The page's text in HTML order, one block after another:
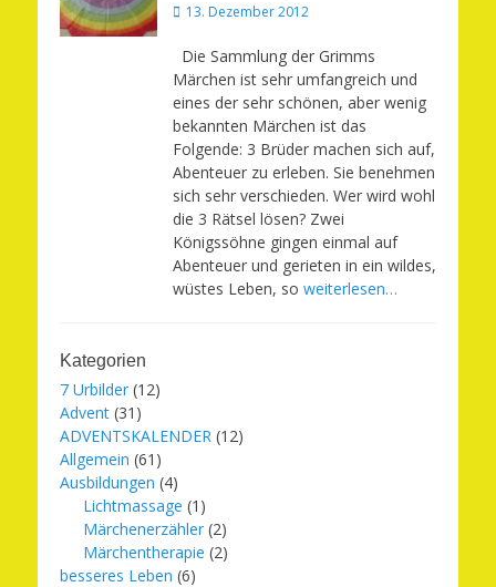
Veröffentlicht
13. Dezember 2012
Die Sammlung der Grimms
Märchen ist sehr umfangreich und
eines der sehr schönen, aber wenig
bekannten Märchen ist das
Folgende: 3 Brüder machen sich auf,
Abenteuer zu erleben. Sie benehmen
sich sehr verschieden. Wer wird wohl
die 3 Rätsel lösen? Zwei
Königssöhne gingen einmal auf
Abenteuer und gerieten in ein wildes,
wüstes Leben, so weiterlesen…
Kategorien
7 Urbilder (12)
Advent (31)
ADVENTSKALENDER (12)
Allgemein (61)
Ausbildungen (4)
Lichtmassage (1)
Märchenerzähler (2)
Märchentherapie (2)
besseres Leben (6)